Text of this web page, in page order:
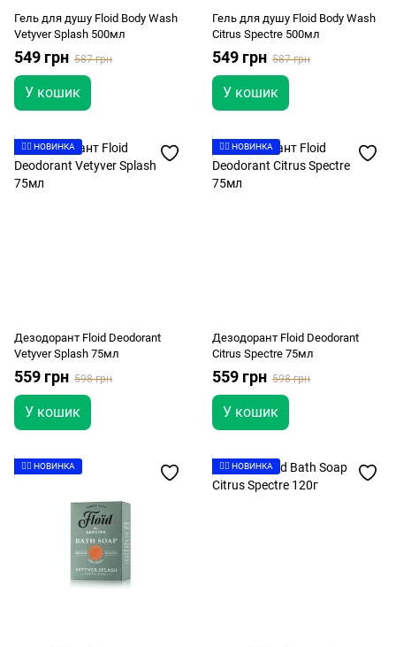
Гель для душу Floid Body Wash
Vetyver Splash 500мл
549 грн 587 грн
У кошик
Гель для душу Floid Body Wash
Citrus Spectre 500мл
549 грн 587 грн
У кошик
👉🏻 НОВИНКА
Дезодорант Floid Deodorant
Vetyver Splash 75мл
559 грн 598 грн
У кошик
👉🏻 НОВИНКА
Дезодорант Floid Deodorant
Citrus Spectre 75мл
559 грн 598 грн
У кошик
👉🏻 НОВИНКА 👉🏻 НОВИНКА